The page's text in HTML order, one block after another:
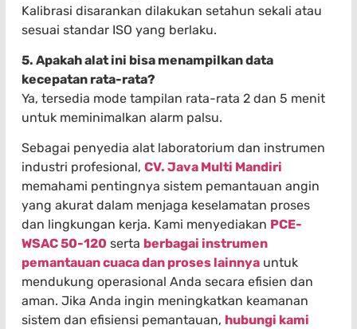
Kalibrasi disarankan dilakukan setahun sekali atau
sesuai standar ISO yang berlaku.
5. Apakah alat ini bisa menampilkan data
kecepatan rata-rata?
Ya, tersedia mode tampilan rata-rata 2 dan 5 menit
untuk meminimalkan alarm palsu.
Sebagai penyedia alat laboratorium dan instrumen
industri profesional, CV. Java Multi Mandiri
memahami pentingnya sistem pemantauan angin
yang akurat dalam menjaga keselamatan proses
dan lingkungan kerja. Kami menyediakan PCE-
WSAC 50-120 serta berbagai instrumen
pemantauan cuaca dan proses lainnya untuk
mendukung operasional Anda secara efisien dan
aman. Jika Anda ingin meningkatkan keamanan
sistem dan efisiensi pemantauan, hubungi kami